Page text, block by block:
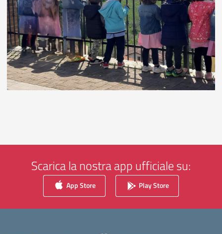
Scarica la nostra app ufficiale su:
App Store Play Store